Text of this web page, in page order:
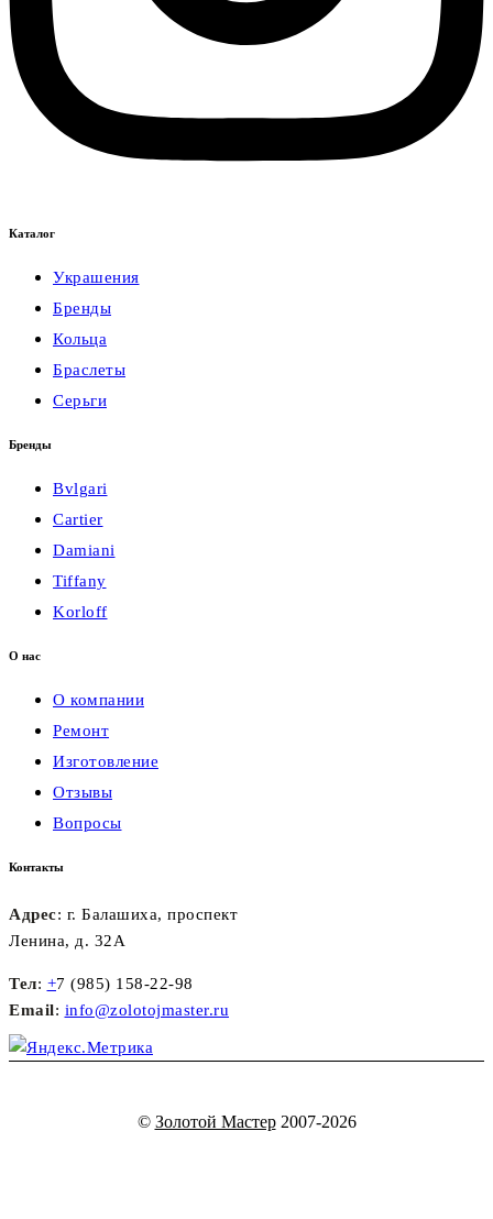
Каталог
Украшения
Бренды
Кольца
Браслеты
Серьги
Бренды
Bvlgari
Cartier
Damiani
Tiffany
Korloff
О нас
О компании
Ремонт
Изготовление
Отзывы
Вопросы
Контакты
Адрес: г. Балашиха, проспект
Ленина, д. 32А
Тел: +7 (985) 158-22-98
Email: info@zolotojmaster.ru
© Золотой Мастер2007-2026